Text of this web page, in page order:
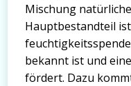
Mischung
Hauptbestandteil ist
bekannt ist und
fördert. Dazu